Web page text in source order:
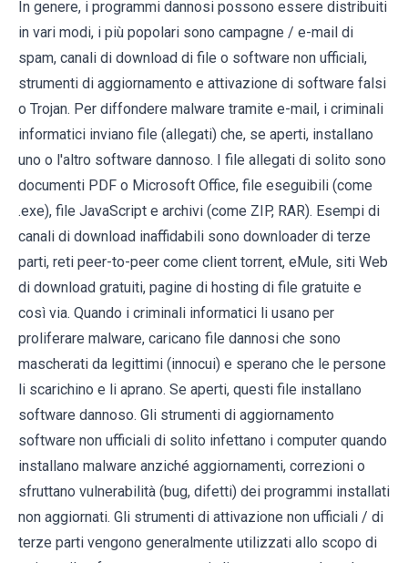
In genere, i programmi dannosi possono essere distribuiti
in vari modi, i più popolari sono campagne / e-mail di
spam, canali di download di file o software non ufficiali,
strumenti di aggiornamento e attivazione di software falsi
o Trojan. Per diffondere malware tramite e-mail, i criminali
informatici inviano file (allegati) che, se aperti, installano
uno o l'altro software dannoso. I file allegati di solito sono
documenti PDF o Microsoft Office, file eseguibili (come
.exe), file JavaScript e archivi (come ZIP, RAR). Esempi di
canali di download inaffidabili sono downloader di terze
parti, reti peer-to-peer come client torrent, eMule, siti Web
di download gratuiti, pagine di hosting di file gratuite e
così via. Quando i criminali informatici li usano per
proliferare malware, caricano file dannosi che sono
mascherati da legittimi (innocui) e sperano che le persone
li scarichino e li aprano. Se aperti, questi file installano
software dannoso. Gli strumenti di aggiornamento
software non ufficiali di solito infettano i computer quando
installano malware anziché aggiornamenti, correzioni o
sfruttano vulnerabilità (bug, difetti) dei programmi installati
non aggiornati. Gli strumenti di attivazione non ufficiali / di
terze parti vengono generalmente utilizzati allo scopo di